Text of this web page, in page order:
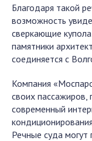
Благодаря такой
возможность
сверкающие
памятники
соединяется с
Компания
своих
современный
Речные суда могут